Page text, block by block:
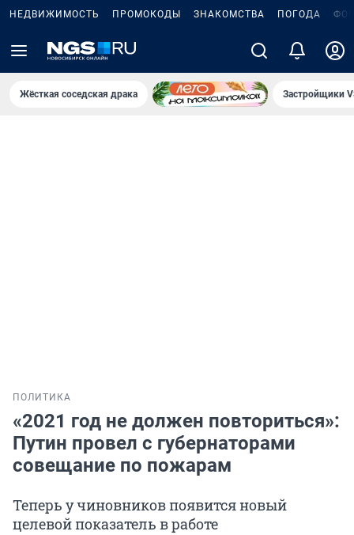
НЕДВИЖИМОСТЬ ПРОМОКОДЫ ЗНАКОМСТВА ПОГОДА
Жёсткая соседская драка Застройщики
ПОЛИТИКА
«2021 год не должен повториться»:
Путин провел с губернаторами
совещание по пожарам
Теперь у чиновников появится новый
целевой показатель в работе